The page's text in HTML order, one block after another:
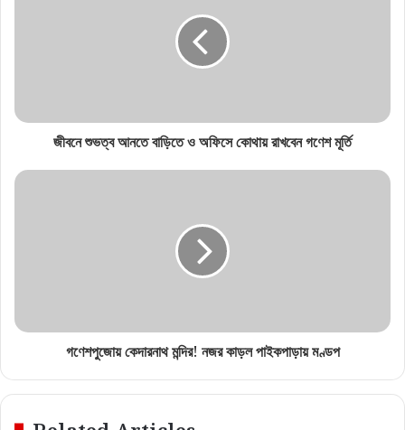
জীবনে শুভত্ব আনতে বাড়িতে ও অফিসে কোথায় রাখবেন গণেশ মূর্তি
গণেশপুজোয় কেদারনাথ মন্দির! নজর কাড়ল পাইকপাড়ায় মণ্ডপ